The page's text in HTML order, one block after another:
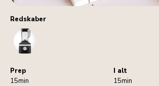
Redskaber
Blender
Prep
15min
I alt
15min